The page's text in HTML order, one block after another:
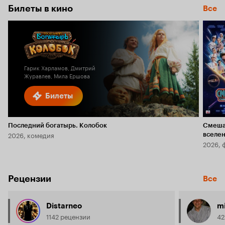
Билеты в кино Все
Билеты
Гарик Харламов, Дмитрий
Журавлев, Мила Ершова
Последний богатырь. Колобок
2026, комедия
2026,
Рецензии Все
Distarneo
1142 рецензии